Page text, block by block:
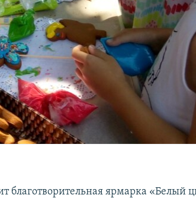
благотворительная ярмарка «Белый